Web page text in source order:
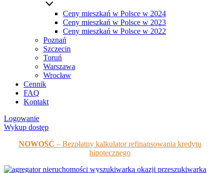
Ceny mieszkań w Polsce w 2024
Ceny mieszkań w Polsce w 2023
Ceny mieszkań w Polsce w 2022
Poznań
Szczecin
Toruń
Warszawa
Wrocław
Cennik
FAQ
Kontakt
Logowanie
Wykup dostęp
NOWOŚĆ – Bezpłatny kalkulator refinansowania kredytu
hipotecznego